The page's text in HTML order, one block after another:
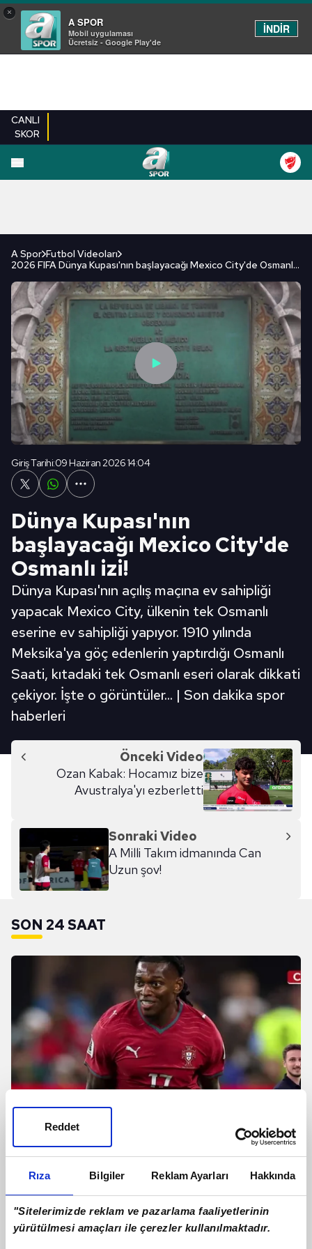
Rıza Bilgiler Reklam Ayarları Hakkında
"Sitelerimizde reklam ve pazarlama faaliyetlerinin
yürütülmesi amaçları ile çerezler kullanılmaktadır.
Reddet
×
A SPOR
Mobil uygulaması
Ücretsiz - Google Play'de
İNDİR
CANLI
SKOR
FUTBOL
A Spor Futbol Videoları
2026 FIFA Dünya Kupası'nın başlayacağı Mexico City'de Osmanlı izi!
Giriş Tarihi:09 Haziran 2026 14:04
Dünya Kupası'nın
başlayacağı Mexico City'de
Osmanlı izi!
Dünya Kupası'nın açılış maçına ev sahipliği
yapacak Mexico City, ülkenin tek Osmanlı
eserine ev sahipliği yapıyor. 1910 yılında
Meksika'ya göç edenlerin yaptırdığı Osmanlı
Saati, kıtadaki tek Osmanlı eseri olarak dikkati
çekiyor. İşte o görüntüler... | Son dakika spor
haberleri
Önceki Video
Ozan Kabak: Hocamız bize
Avustralya'yı ezberletti
Sonraki Video
A Milli Takım idmanında Can
Uzun şov!
SON 24 SAAT
Galatasaray Rafael Leao ile anlaştı!
İşte Portekizli yıldızın maaşı